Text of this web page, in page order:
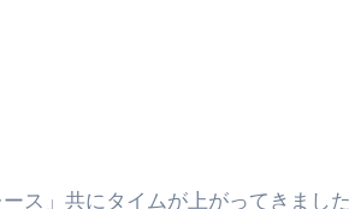
ス」共にタイムが上がってきました